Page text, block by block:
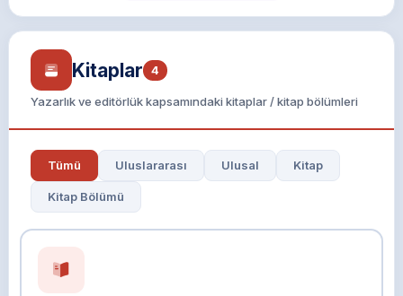
Kitaplar 4
Yazarlık ve editörlük kapsamındaki kitaplar / kitap bölümleri
Tümü Uluslararası Ulusal Kitap
Kitap Bölümü